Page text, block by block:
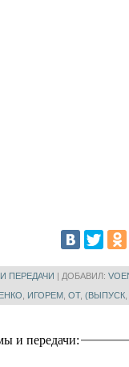
ПЕРЕДАЧИ | ДОБАВИЛ:
ИГОРЕМ ОТ, (ВЫПУСК
и передачи: